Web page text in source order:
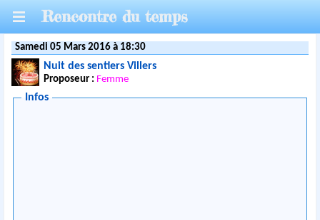
Rencontre du temps
Samedi 05 Mars 2016 à 18:30
Nuit des sentiers Villers
Proposeur : Femme
Infos